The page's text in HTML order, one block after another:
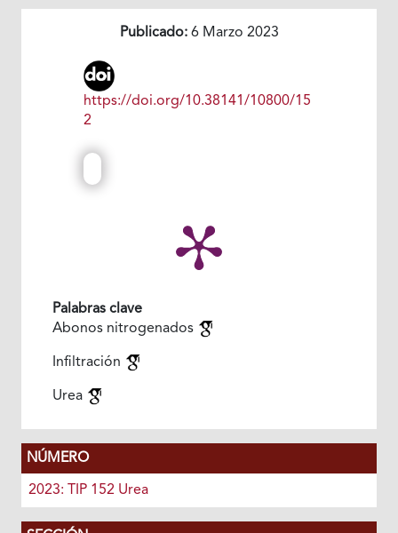
Publicado:6 Marzo 2023
https://doi.org/10.38141/10800/15
2
Palabras clave
Abonos nitrogenados
Infiltración
Urea
NÚMERO
2023: TIP 152 Urea